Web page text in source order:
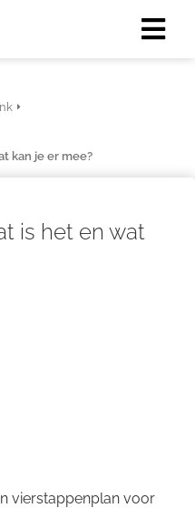
kan je er mee?
is het en wat
vierstappenplan voor